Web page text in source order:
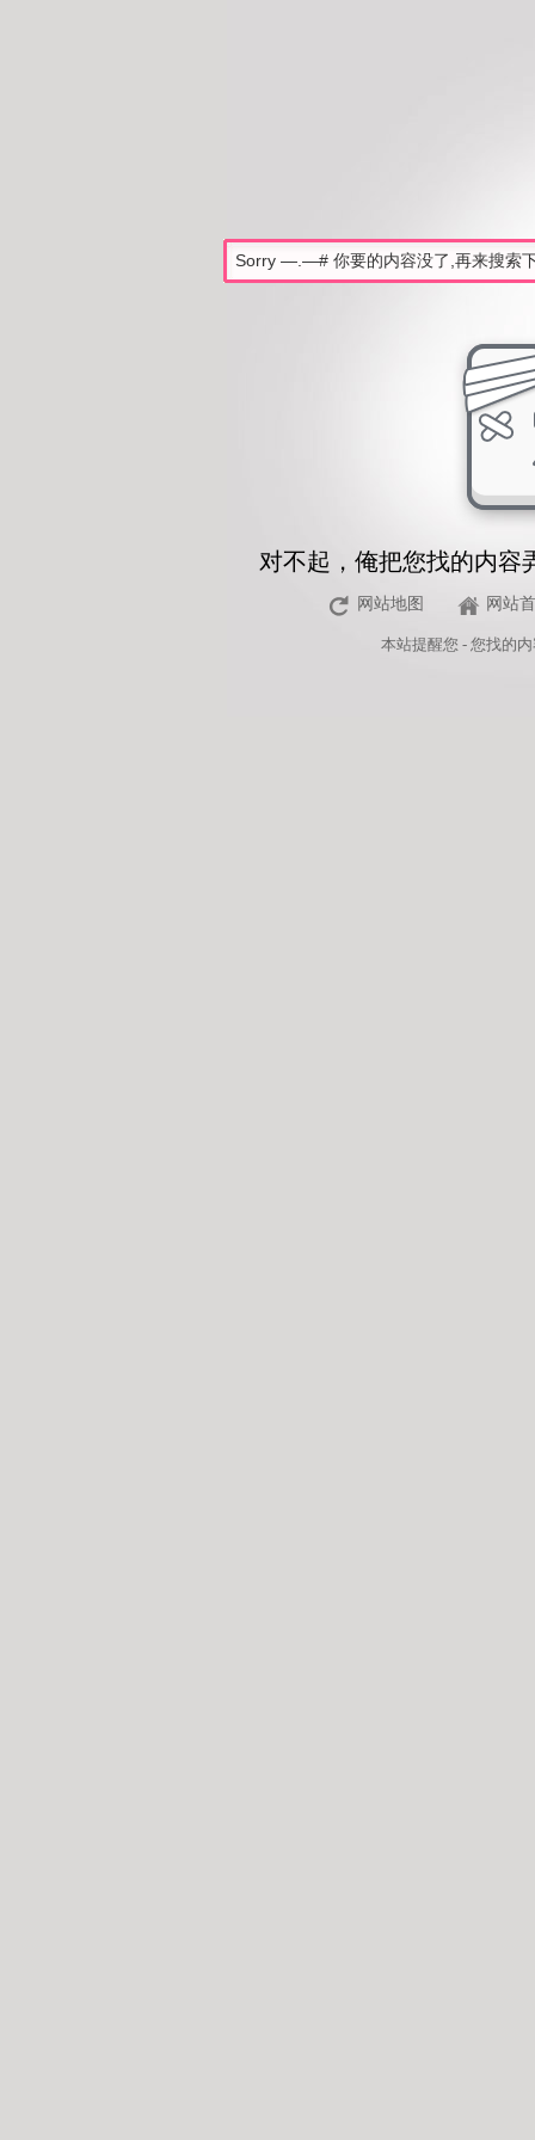
对不起，俺把您找的内容
网站地图 网站
本站提醒您 - 您找的